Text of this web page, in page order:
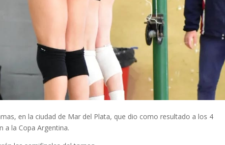
en la ciudad de Mar del Plata, que dio como resultado a los 4
a la Copa Argentina.